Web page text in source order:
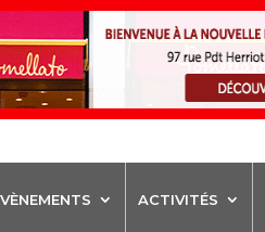
ACTIVITÉS